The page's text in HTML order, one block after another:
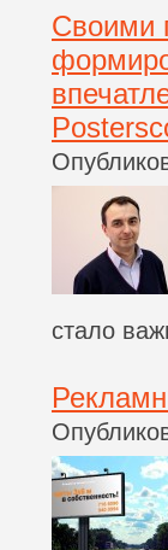
Своими
стало